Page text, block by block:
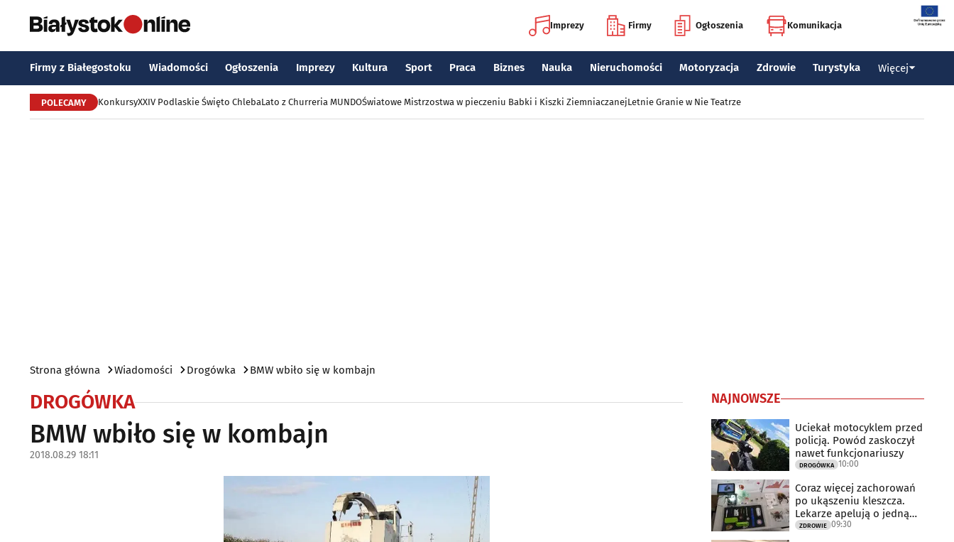
Imprezy Firmy Ogłoszenia Komunikacja
Firmy z Białegostoku Wiadomości Ogłoszenia Imprezy Kultura Sport Praca Biznes Nauka Nieruchomości Motoryzacja Zdrowie Turystyka Więcej
POLECAMY KonkursyXXIV Podlaskie Święto ChlebaLato z Churreria MUNDOŚwiatowe Mistrzostwa w pieczeniu Babki i Kiszki ZiemniaczanejLetnie Granie w Nie Teatrze
Strona główna Wiadomości Drogówka BMW wbiło się w kombajn
DROGÓWKA
BMW wbiło się w kombajn
2018.08.29 18:11
NAJNOWSZE
Uciekał motocyklem przed
policją. Powód zaskoczył
nawet funkcjonariuszy
DROGÓWKA 10:00
Coraz więcej zachorowań
po ukąszeniu kleszcza.
Lekarze apelują o jedną
rzecz
ZDROWIE 09:30